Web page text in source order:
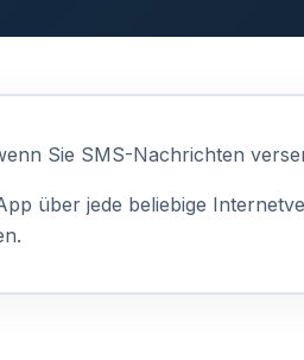
Sie SMS-Nachrichten
über jede beliebige